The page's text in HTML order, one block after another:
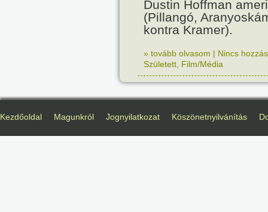
Dustin Hoffman
(Pillangó,
kontra Kramer).
» tovább olvasom | Nincs
Született Film/Média
Kezdőoldal Magunkról Jognyilatkozat Köszönetnyilvánítás